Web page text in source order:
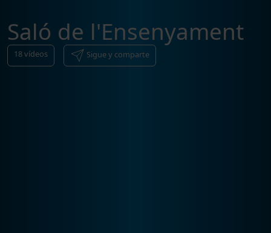
Saló de l'Ensenyament
18vídeos Sigue y comparte